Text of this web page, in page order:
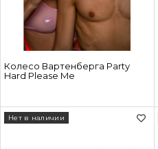
Колесо Вартенберга Party
Hard Please Me
Нет в наличии